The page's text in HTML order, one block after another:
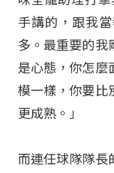
手講的，跟我
多。最重要的我
是心態，你怎麼
模一樣，你要比
更成熟。」
而連任球隊隊長